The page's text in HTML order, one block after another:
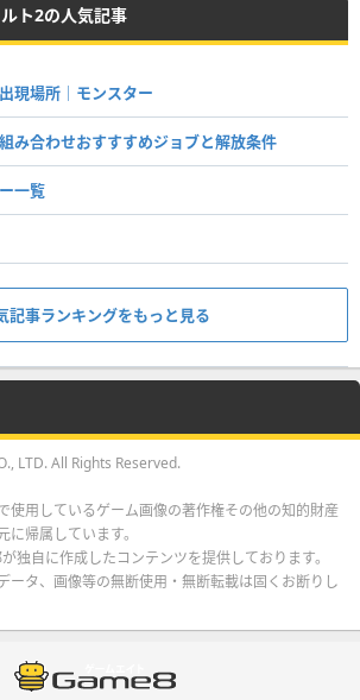
ト2の人気記事
現場所｜モンスター
み合わせおすすすめジョブと解放条件
一覧
記事ランキングをもっと見る
LTD. All Rights Reserved.
使用しているゲーム画像の著作権その他の知的財産
帰属しています。
独自に作成したコンテンツを提供しております。
ータ、画像等の無断使用・無断転載は固くお断りし